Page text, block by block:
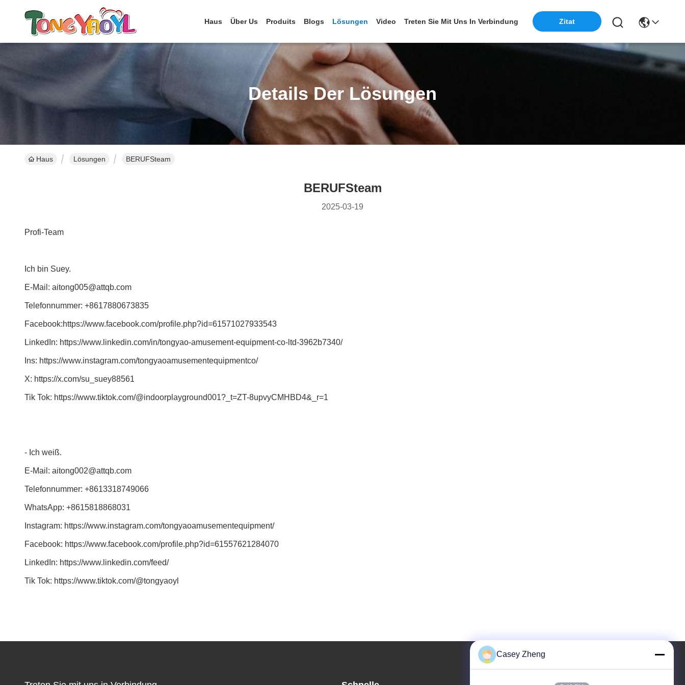
Haus Über Us Produits Blogs Lösungen Video Treten Sie Mit Uns In Verbindung Zitat
Details Der Lösungen
Haus Lösungen BERUFSteam
BERUFSteam
2025-03-19
Profi-Team
Ich bin Suey.
E-Mail: aitong005@attqb.com
Telefonnummer: +8617880673835
Facebook:https://www.facebook.com/profile.php?id=61571027933543
LinkedIn: https://www.linkedin.com/in/tongyao-amusement-equipment-co-ltd-3962b7340/
Ins: https://www.instagram.com/tongyaoamusementequipmentco/
X: https://x.com/su_suey88561
Tik Tok: https://www.tiktok.com/@indoorplayground001?_t=ZT-8upvyCMHBD4&_r=1
- Ich weiß.
E-Mail: aitong002@attqb.com
Telefonnummer: +8613318749066
WhatsApp: +8615818868031
Instagram: https://www.instagram.com/tongyaoamusementequipment/
Facebook: https://www.facebook.com/profile.php?id=61557621284070
LinkedIn: https://www.linkedin.com/feed/
Tik Tok: https://www.tiktok.com/@tongyaoyl
Casey Zheng